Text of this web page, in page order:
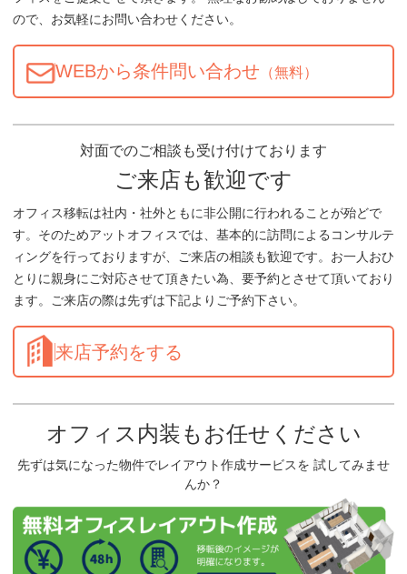
ので、お気軽にお問い合わせください。
WEBから条件問い合わせ （無料）
対面でのご相談も受け付けております
ご来店も歓迎です
オフィス移転は社内・社外ともに非公開に行われることが殆どで
す。そのためアットオフィスでは、基本的に訪問によるコンサルテ
ィングを行っておりますが、ご来店の相談も歓迎です。お一人おひ
とりに親身にご対応させて頂きたい為、要予約とさせて頂いており
ます。ご来店の際は先ずは下記よりご予約下さい。
来店予約をする
オフィス内装もお任せください
先ずは気になった物件でレイアウト作成サービスを 試してみませ
んか？